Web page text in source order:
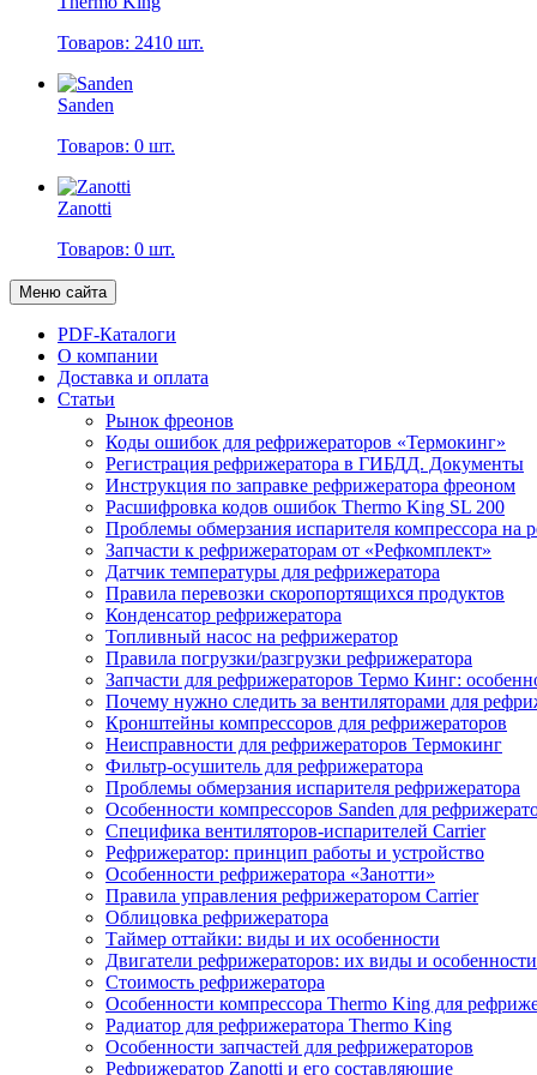
Товаров: 2410 шт.
Sanden
Товаров: 0 шт.
Zanotti
Товаров: 0 шт.
Меню сайта
PDF-Каталоги
О компании
Доставка и оплата
Статьи
Рынок фреонов
Коды ошибок для рефрижераторов «Термокинг»
Регистрация рефрижератора в ГИБДД. Документы
Инструкция по заправке рефрижератора фреоном
Расшифровка кодов ошибок Thermo King SL 200
Проблемы обмерзания испарителя компрессора на
Запчасти к рефрижераторам от «Рефкомплект»
Датчик температуры для рефрижератора
Правила перевозки скоропортящихся продуктов
Конденсатор рефрижератора
Топливный насос на рефрижератор
Правила погрузки/разгрузки рефрижератора
Запчасти для рефрижераторов Термо Кинг:
Почему нужно следить за вентиляторами для
Кронштейны компрессоров для рефрижераторов
Неисправности для рефрижераторов Термокинг
Фильтр-осушитель для рефрижератора
Проблемы обмерзания испарителя рефрижератора
Особенности компрессоров Sanden для
Специфика вентиляторов-испарителей Carrier
Рефрижератор: принцип работы и устройство
Особенности рефрижератора «Занотти»
Правила управления рефрижератором Carrier
Облицовка рефрижератора
Таймер оттайки: виды и их особенности
Двигатели рефрижераторов: их виды и особенности
Стоимость рефрижератора
Особенности компрессора Thermo King для
Радиатор для рефрижератора Thermo King
Особенности запчастей для рефрижераторов
Рефрижератор Zanotti и его составляющие